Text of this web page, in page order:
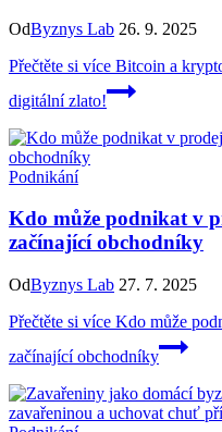
OdByznys Lab 26. 9. 2025
Přečtěte si více Bitcoin a
digitální zlato!
Podnikání
Kdo může podnikat v
začínající obchodníky
OdByznys Lab 27. 7. 2025
Přečtěte si více Kdo může
začínající obchodníky